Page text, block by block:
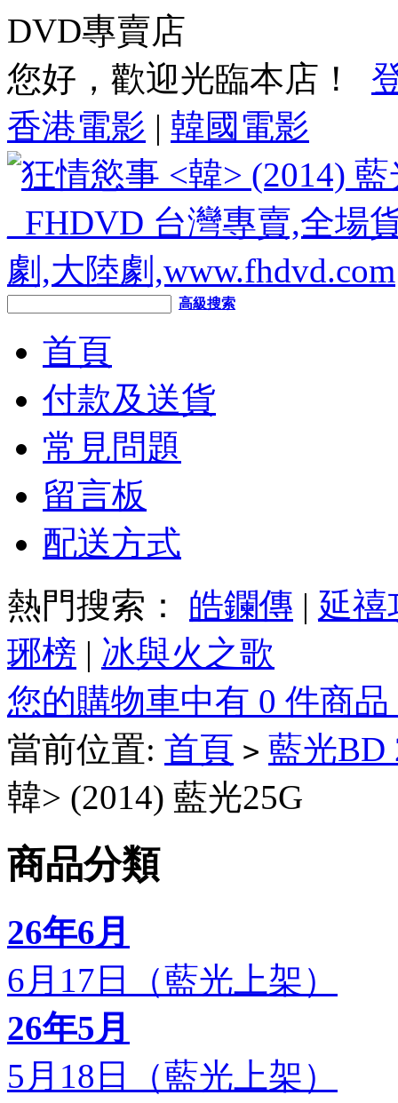
DVD專賣店
您好，歡迎光臨本店！
香港電影 | 韓國電影
高級搜索
首頁
付款及送貨
常見問題
留言板
配送方式
熱門搜索： 皓鑭傳 | 延禧
琊榜 | 冰與火之歌
您的購物車中有 0 件商
當前位置: 首頁 > 藍光
韓> (2014) 藍光25G
商品分類
26年6月
6月17日（藍光上架）
26年5月
5月18日（藍光上架）